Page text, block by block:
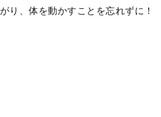
がり、体を動かすことを忘れずに！